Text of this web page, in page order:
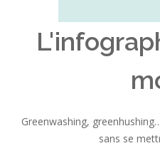
Greenwashing,
sans se